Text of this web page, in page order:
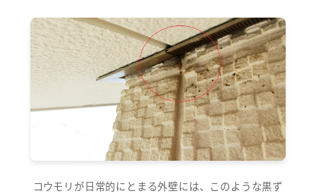
コウモリが日常的にとまる外壁には、このような黒ず